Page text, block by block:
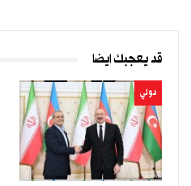
قد يعجبك ايضا
دولي